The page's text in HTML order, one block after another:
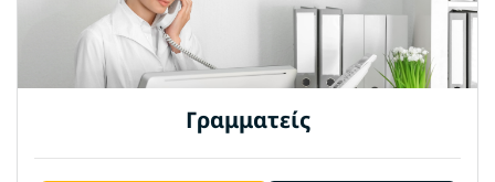
Γραμματείς